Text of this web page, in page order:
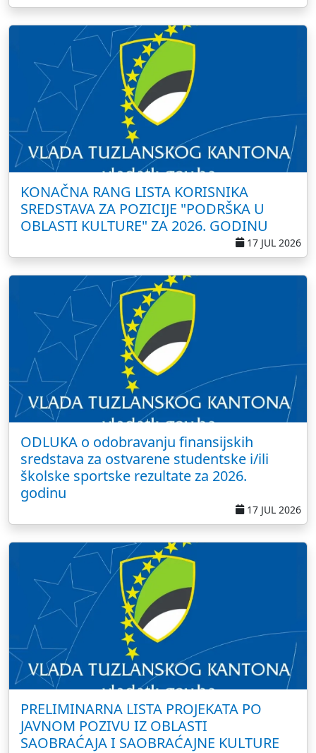
KONAČNA RANG LISTA KORISNIKA
SREDSTAVA ZA POZICIJE "PODRŠKA U
OBLASTI KULTURE" ZA 2026. GODINU
17 JUL 2026
ODLUKA o odobravanju finansijskih
sredstava za ostvarene studentske i/ili
školske sportske rezultate za 2026.
godinu
17 JUL 2026
PRELIMINARNA LISTA PROJEKATA PO
JAVNOM POZIVU IZ OBLASTI
SAOBRAĆAJA I SAOBRAĆAJNE KULTURE